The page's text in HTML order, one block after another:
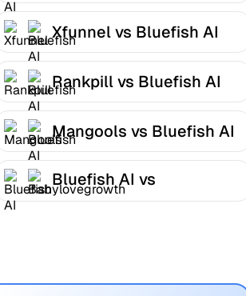
Xfunnel vs Bluefish AI
Rankpill vs Bluefish AI
Mangools vs Bluefish AI
Bluefish AI vs
Babylovegrowth